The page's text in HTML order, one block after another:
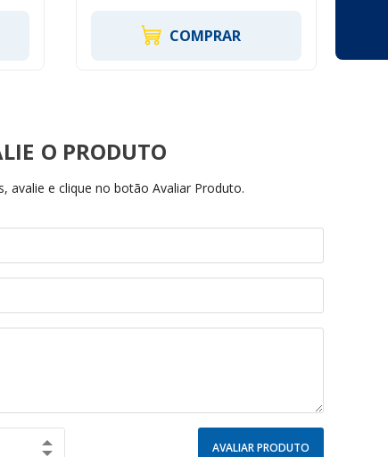
COMPRAR
avalie e clique no botão Avaliar Produto.
AVALIAR PRODUTO